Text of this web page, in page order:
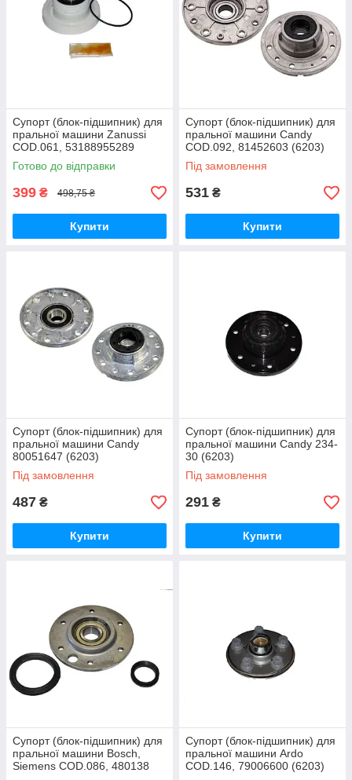
Супорт (блок-підшипник) для
пральної машини Zanussi
COD.061, 53188955289
(різьба ліва), 6204
Готово до відправки
399 ₴ 498,75 ₴
Купити
Супорт (блок-підшипник) для
пральної машини Candy
COD.092, 81452603 (6203)
Під замовлення
531 ₴
Купити
Супорт (блок-підшипник) для
пральної машини Candy
80051647 (6203)
Під замовлення
487 ₴
Купити
Супорт (блок-підшипник) для
пральної машини Candy 234-
30 (6203)
Під замовлення
291 ₴
Купити
Супорт (блок-підшипник) для
пральної машини Bosch,
Siemens COD.086, 480138
Супорт (блок-підшипник) для
пральної машини Ardo
COD.146, 79006600 (6203)